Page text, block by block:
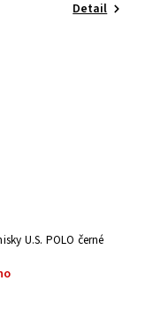
Detail
U.S. POLO černé